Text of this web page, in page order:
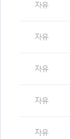
자유
자유
자유
자유
자유